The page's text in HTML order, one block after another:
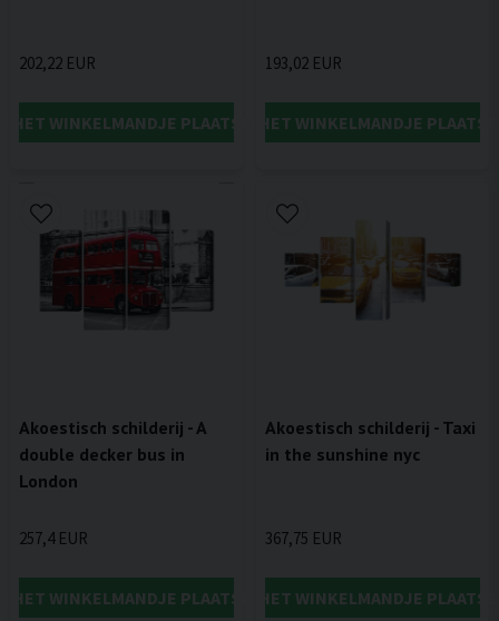
202,22 EUR
HET WINKELMANDJE PLAATSEN
193,02 EUR
IN HET WINKELMANDJE
Akoestisch schilderij - A
double decker bus in
London
257,4 EUR
HET WINKELMANDJE PLAATSEN
Akoestisch schilderij - Taxi
in the sunshine nyc
367,75 EUR
IN HET WINKELMANDJE